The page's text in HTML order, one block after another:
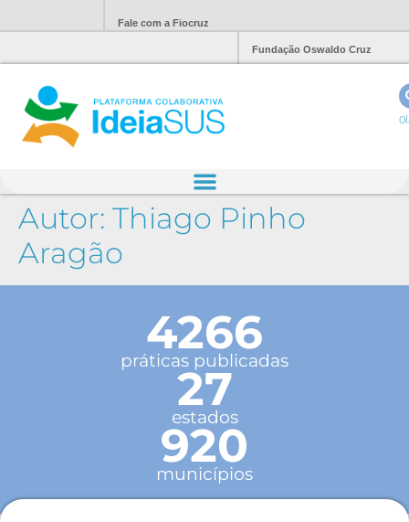
Fale com a Fiocruz
Fundação Oswaldo Cruz
Autor: Thiago Pinho
Aragão
4266
práticas publicadas
27
estados
920
municípios